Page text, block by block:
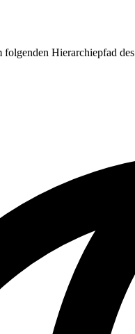
folgenden Hierarchiepfad